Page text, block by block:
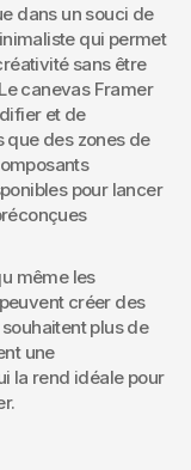
dans un souci de
qui permet
sans être
canevas Framer
et de
que des zones de
pour lancer
même les
créer des
plus de
une
la rend idéale pour